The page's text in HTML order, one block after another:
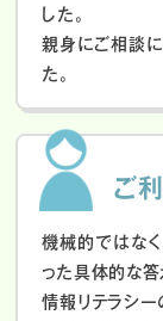
した。
親身にご相談
た。
ご
機械的ではな
った具体的な
情報リテラシー